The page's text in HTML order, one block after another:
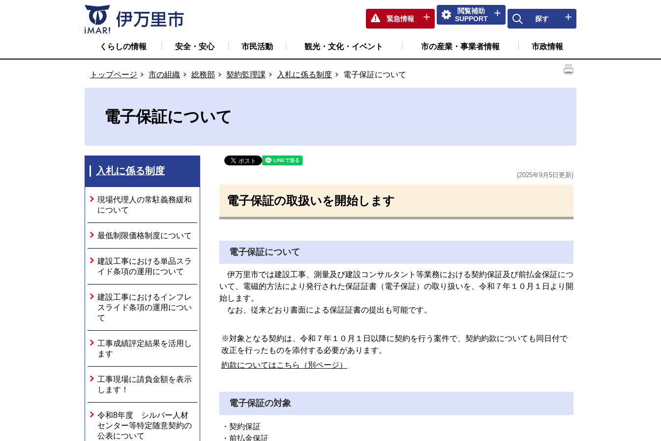
緊急情報
閲覧補助
SUPPORT
探す
くらしの情報 安全・安心 市民活動 観光・文化・イベント 市の産業・事業者情報 市政情報
トップページ 市の組織 総務部 契約監理課 入札に係る制度 電子保証について
電子保証について
入札に係る制度
現場代理人の常駐義務緩和
について
最低制限価格制度について
建設工事における単品スラ
イド条項の運用について
建設工事におけるインフレ
スライド条項の運用につい
て
工事成績評定結果を活用し
ます
工事現場に請負金額を表示
します！
令和8年度 シルバー人材
センター等特定随意契約の
公表について
(2025年9月5日更新)
電子保証の取扱いを開始します
電子保証について
伊万里市では建設工事、測量及び建設コンサルタント等業務における契約保証及び前払金保証につ
いて、電磁的方法により発行された保証証書（電子保証）の取り扱いを、令和７年１０月１日より開
始します。
なお、従来どおり書面による保証証書の提出も可能です。
※対象となる契約は、令和７年１０月１日以降に契約を行う案件で、契約約款についても同日付で
改正を行ったものを添付する必要があります。
約款についてはこちら（別ページ）
電子保証の対象
・契約保証
・前払金保証